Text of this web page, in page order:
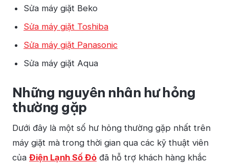
Sửa máy giặt Beko
Sửa máy giặt Toshiba
Sửa máy giặt Panasonic
Sửa máy giặt Aqua
Những nguyên nhân hư hỏng
thường gặp
Dưới đây là một số hư hỏng thường gặp nhất trên
máy giặt mà trong thời gian qua các kỹ thuật viên
của Điện Lạnh Số Đỏ đã hỗ trợ khách hàng khắc